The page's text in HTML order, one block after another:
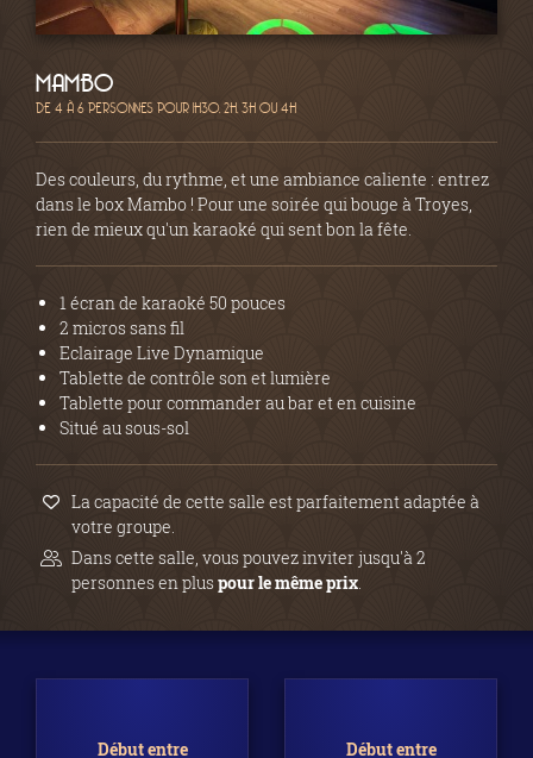
MAMBO
DE 4 À 6 PERSONNES POUR 1H30, 2H, 3H OU 4H
Des couleurs, du rythme, et une ambiance caliente : entrez
dans le box Mambo ! Pour une soirée qui bouge à Troyes,
rien de mieux qu'un karaoké qui sent bon la fête.
1 écran de karaoké 50 pouces
2 micros sans fil
Eclairage Live Dynamique
Tablette de contrôle son et lumière
Tablette pour commander au bar et en cuisine
Situé au sous-sol
La capacité de cette salle est parfaitement adaptée à
votre groupe.
Dans cette salle, vous pouvez inviter jusqu'à 2
personnes en pluspour le même prix.
Début entre Début entre